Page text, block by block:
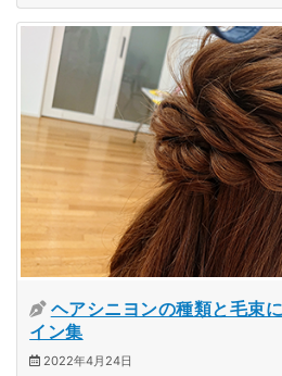
ヘアシニヨンの種類と毛束
イン集
2022年4月24日